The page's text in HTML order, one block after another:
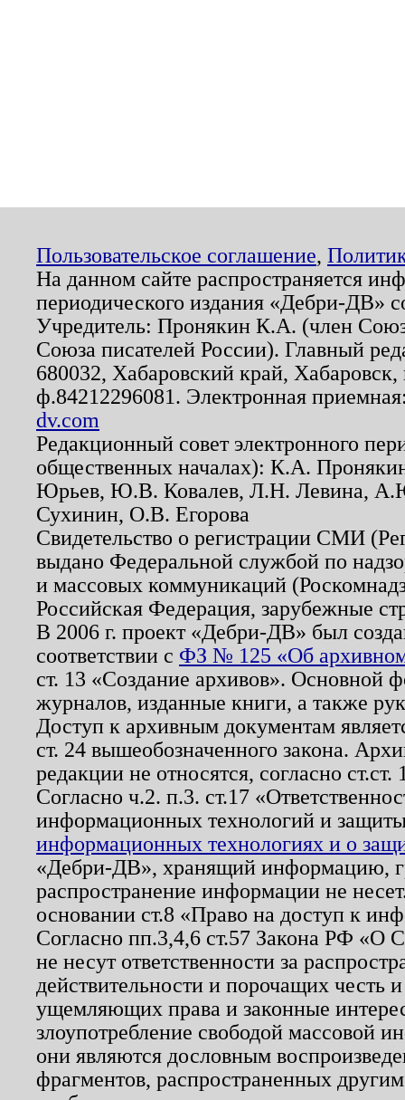
Пользовательское соглашение,
На данном сайте распространяется
периодического издания «Дебри-ДВ»
Учредитель: Пронякин К.А. (член
Союза писателей России). Главный
680032, Хабаровский край,
ф.84212296081. Электронная
dv.com
Редакционный совет электронного
общественных началах): К.А.
Юрьев, Ю.В. Ковалев, Л.Н. Левина,
Сухинин, О.В. Егорова
Свидетельство о регистрации СМИ
выдано Федеральной службой по
и массовых коммуникаций
Российская Федерация, зарубежные
В 2006 г. проект «Дебри-ДВ» был
соответствии с ФЗ № 125 «Об
ст. 13 «Создание архивов». Основной
журналов, изданные книги, а также
Доступ к архивным документам
ст. 24 вышеобозначенного закона.
редакции не относятся, согласно
Согласно ч.2. п.3. ст.17
информационных технологий и
информационных технологиях и о
«Дебри-ДВ», хранящий информацию,
распространение информации не
основании ст.8 «Право на доступ к
Согласно пп.3,4,6 ст.57 Закона РФ «О
не несут ответственности за
действительности и порочащих честь
ущемляющих права и законные
злоупотребление свободой массовой
они являются дословным
фрагментов, распространенных